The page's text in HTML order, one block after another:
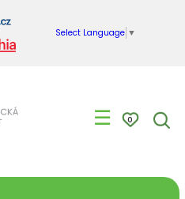
Select Language ▼
☰ 0